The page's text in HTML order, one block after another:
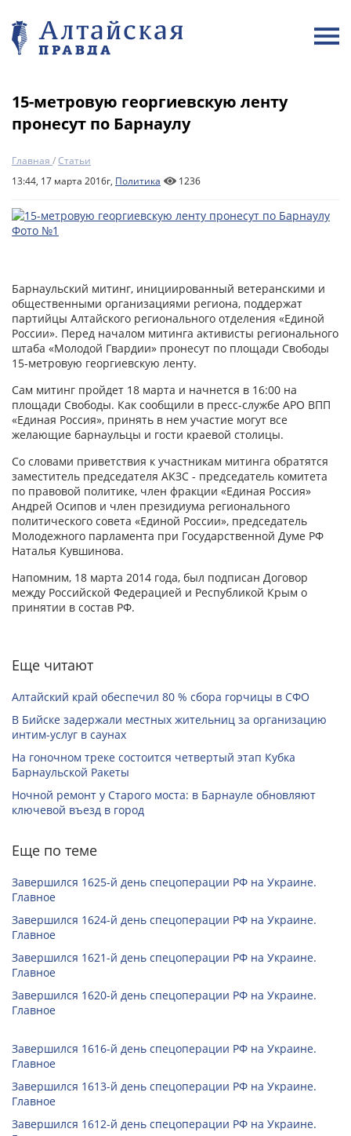
15-метровую георгиевскую ленту
пронесут по Барнаулу
Главная /Статьи
13:44, 17 марта 2016г, Политика 1236
Барнаульский митинг, инициированный ветеранскими и
общественными организациями региона, поддержат
партийцы Алтайского регионального отделения «Единой
России». Перед началом митинга активисты регионального
штаба «Молодой Гвардии» пронесут по площади Свободы
15-метровую георгиевскую ленту.
Сам митинг пройдет 18 марта и начнется в 16:00 на
площади Свободы. Как сообщили в пресс-службе АРО ВПП
«Единая Россия», принять в нем участие могут все
желающие барнаульцы и гости краевой столицы.
Со словами приветствия к участникам митинга обратятся
заместитель председателя АКЗС - председатель комитета
по правовой политике, член фракции «Единая Россия»
Андрей Осипов и член президиума регионального
политического совета «Единой России», председатель
Молодежного парламента при Государственной Думе РФ
Наталья Кувшинова.
Напомним, 18 марта 2014 года, был подписан Договор
между Российской Федерацией и Республикой Крым о
принятии в состав РФ.
Еще читают
Алтайский край обеспечил 80 % сбора горчицы в СФО
В Бийске задержали местных жительниц за организацию
интим-услуг в саунах
На гоночном треке состоится четвертый этап Кубка
Барнаульской Ракеты
Ночной ремонт у Старого моста: в Барнауле обновляют
ключевой въезд в город
Еще по теме
Завершился 1625-й день спецоперации РФ на Украине.
Главное
Завершился 1624-й день спецоперации РФ на Украине.
Главное
Завершился 1621-й день спецоперации РФ на Украине.
Главное
Завершился 1620-й день спецоперации РФ на Украине.
Главное
Завершился 1616-й день спецоперации РФ на Украине.
Главное
Завершился 1613-й день спецоперации РФ на Украине.
Главное
Завершился 1612-й день спецоперации РФ на Украине.